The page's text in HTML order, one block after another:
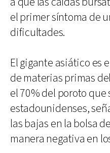
el primer síntoma de
dificultades.
El gigante asiático es
de materias primas
el 70% del poroto que
estadounidenses,
las bajas en la bolsa
manera negativa en